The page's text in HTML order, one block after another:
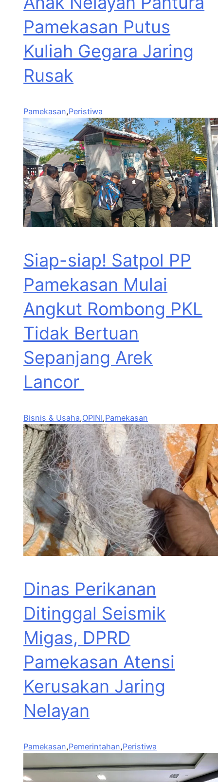
Pamekasan Putus
Kuliah Gegara Jaring
Rusak
Pamekasan,Peristiwa
Siap-siap! Satpol PP
Pamekasan Mulai
Angkut Rombong PKL
Tidak Bertuan
Sepanjang Arek
Lancor
Bisnis & Usaha,OPINI,Pamekasan
Dinas Perikanan
Ditinggal Seismik
Migas, DPRD
Pamekasan Atensi
Kerusakan Jaring
Nelayan
Pamekasan,Pemerintahan,Peristiwa